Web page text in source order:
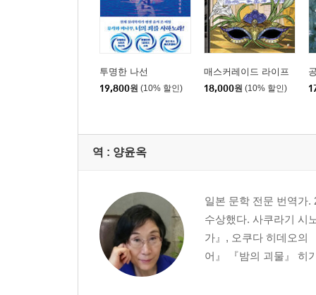
투명한 나선
19,800원 (10% 할인)
매스커레이드 라이프
18,000원 (10% 할인)
역 : 양윤옥
일본 문학 전문 번역가.
수상했다. 사쿠라기 시
가』, 오쿠다 히데오의
어』 『밤의 괴물』 히